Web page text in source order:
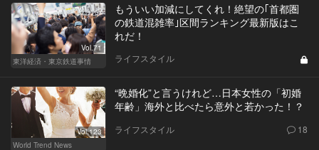
Vol.71
東洋経済・東京鉄道事情
もういい加減にしてくれ！絶望の｢首都圏
の鉄道混雑率｣区間ランキング最新版はこ
れだ！
ライフスタイル
Vol.123
World Trend News
“晩婚化”と言うけれど…日本女性の「初婚
年齢」海外と比べたら意外と若かった！？
ライフスタイル 18